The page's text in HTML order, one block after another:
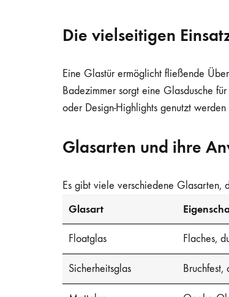
Die vielseitigen
Eine Glastür ermöglicht fließende
Badezimmer sorgt eine Glasdusche
oder Design-Highlights genutzt werden
Glasarten und ihre
Es gibt viele verschiedene Glasarten,
Glasart
Floatglas Flaches,
Sicherheitsglas